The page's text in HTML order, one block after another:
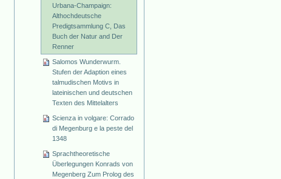
Urbana-Champaign:
Althochdeutsche
Predigtsammlung C, Das
Buch der Natur and Der
Renner
Salomos Wunderwurm.
Stufen der Adaption eines
talmudischen Motivs in
lateinischen und deutschen
Texten des Mittelalters
Scienza in volgare: Corrado
di Megenburg e la peste del
1348
Sprachtheoretische
Überlegungen Konrads von
Megenberg Zum Prolog des